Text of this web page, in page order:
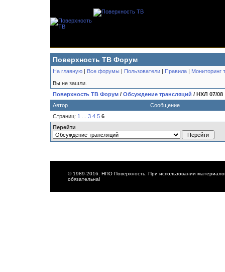
Поверхность ТВ Форум
На главную | Все форумы | Пользователи | Правила | Мониторинг
Вы не зашли.
Поверхность ТВ Форум / Обсуждение трансляций / НХЛ 07/08
Автор
Сообщение
Страниц: 1 3 4 5 6
Перейти
© 1989-2016. НПО Поверхность. При использовании
обязательна!